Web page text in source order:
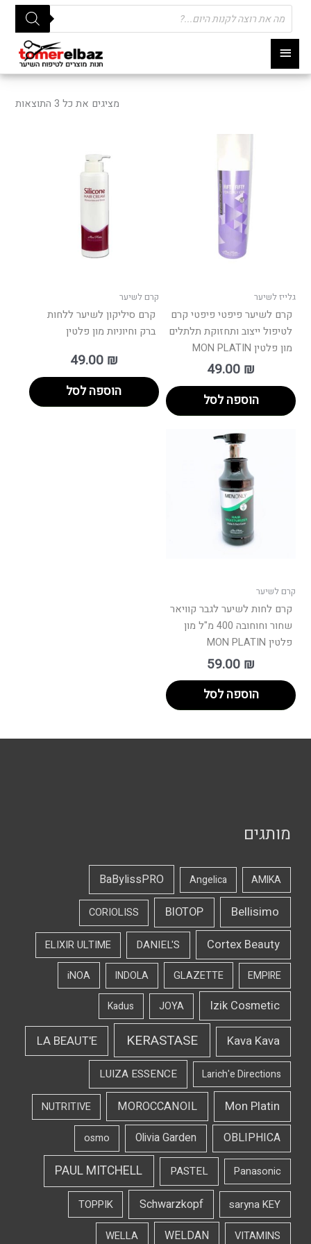
תפריט
ראשי
Products
search
מציגים את כל ⁦3⁩ התוצאות לפי
גלייז לשיער
קרם לשיער פיפטי פיפטי קרם
לטיפול ייצוב ותחזוקת תלתלים
מון פלטין MON PLATIN
49.00 ₪
הוספה לסל
קרם לשיער
קרם סיליקון לשיער ללחות
ברק וחיוניות מון פלטין
49.00 ₪
הוספה לסל
קרם לשיער
קרם לחות לשיער לגבר קוויאר
שחור וחוחובה 400 מ"ל מון
פלטין MON PLATIN
59.00 ₪
הוספה לסל
מותגים
AMIKA
Angelica
BaBylissPRO
Bellisimo
BIOTOP
CORIOLISS
Cortex Beauty
DANIEL'S
ELIXIR ULTIME
EMPIRE
GLAZETTE
INDOLA
iNOA
Izik Cosmetic
JOYA
Kadus
Kava Kava
KERASTASE
LA BEAUT'E
Larich'e Directions
LUIZA ESSENCE
Mon Platin
MOROCCANOIL
NUTRITIVE
OBLIPHICA
Olivia Garden
osmo
Panasonic
PASTEL
PAUL MITCHELL
saryna KEY
Schwarzkopf
TOPPIK
VITAMINS
WELDAN
WELLA